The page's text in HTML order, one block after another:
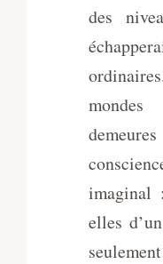
des
imaginal
elles